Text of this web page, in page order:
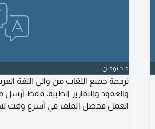
منذ يومين
ترجمة جميع اللغات من والى اللغة
والعقود والتقارير الطبية. فقط
العمل فحصل الملف في أسرع وقت